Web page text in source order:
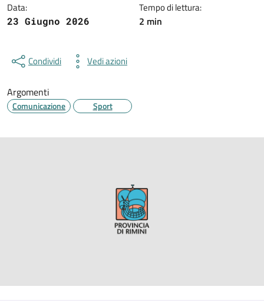
Data:
23 Giugno 2026
Tempo di lettura:
2 min
Condividi Vedi azioni
Argomenti
Comunicazione Sport